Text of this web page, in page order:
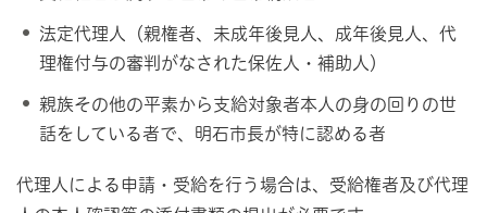
法定代理人（親権者、未成年後見人、成年後見人、代
理権付与の審判がなされた保佐人・補助人）
親族その他の平素から支給対象者本人の身の回りの世
話をしている者で、明石市長が特に認める者
代理人による申請・受給を行う場合は、受給権者及び代理